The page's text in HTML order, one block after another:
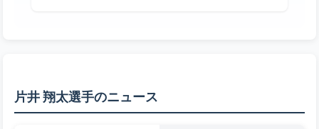
片井 翔太選手のニュース